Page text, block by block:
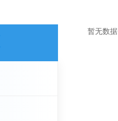
暂无数据